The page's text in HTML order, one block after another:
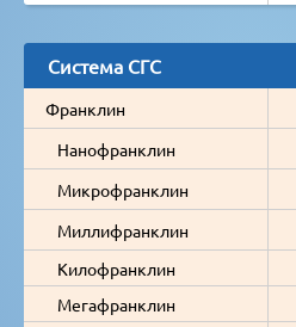
Система СГС
Франклин
Нанофранклин
Микрофранклин
Миллифранклин
Килофранклин
Мегафранклин